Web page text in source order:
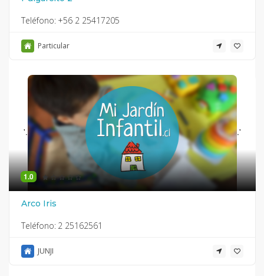
Teléfono: +56 2 25417205
Particular
'. .'
1.0
Arco Iris
Teléfono: 2 25162561
JUNJI